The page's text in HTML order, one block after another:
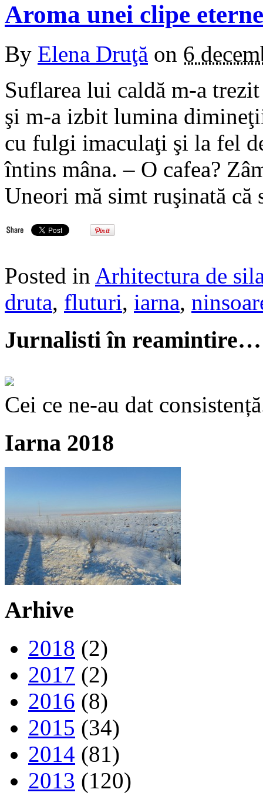
Aroma unei clipe eterne
By Elena Druţă on 6
Suflarea lui caldă m-a
şi m-a izbit lumina
cu fulgi imaculaţi şi la fel
întins mâna. – O cafea?
Uneori mă simt ruşinată
Posted in Arhitectura de
druta, fluturi, iarna,
Jurnalisti în reamintire…
Cei ce ne-au dat
Iarna 2018
Arhive
2018 (2)
2017 (2)
2016 (8)
2015 (34)
2014 (81)
2013 (120)